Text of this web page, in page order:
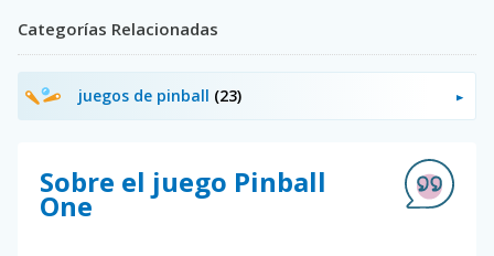
Categorías Relacionadas
juegos de pinball (23)
Sobre el juego Pinball
One